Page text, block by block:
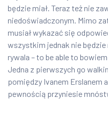
będzie miał. Teraz też nie
niedoświadczonym. Mimo
musiał wykazać się
wszystkim jednak nie
rywala – to be able to
Jedna z pierwszych go
pomiędzy Ivanem Erslanem
pewnością przyniesie